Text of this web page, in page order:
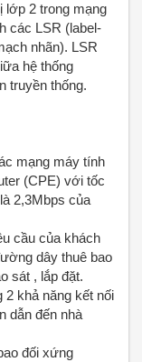
lớp 2 trong mạng
các LSR (label-
nhãn). LSR
hệ thống
truyền thống.
mạng máy tính
(CPE) với tốc
2,3Mbps của
cầu của khách
dây thuê bao
sát , lắp đặt.
khả năng kết nối
dẫn đến nhà
đối xứng